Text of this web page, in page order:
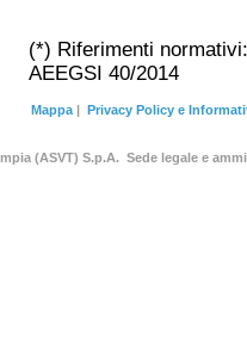
(*) Riferimenti
AEEGSI 40/2014
Mappa| Privacy Policy e
(ASVT) S.p.A. Sede legale e